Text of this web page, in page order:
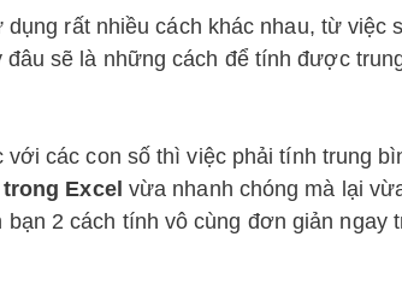
rất nhiều cách khác nhau, từ việc
sẽ là những cách để tính được
các con số thì việc phải tính trung
Excel vừa nhanh chóng mà lại
bạn 2 cách tính vô cùng đơn giản ngay